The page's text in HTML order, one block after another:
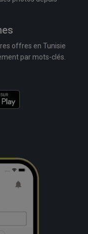
offres en Tunisie
par mots-clés.